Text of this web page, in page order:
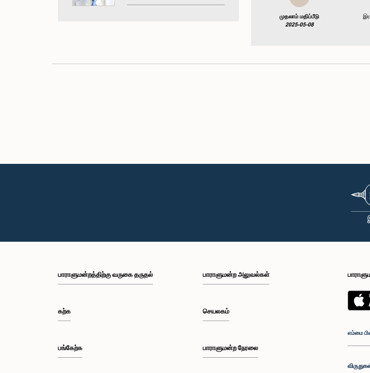
முதலாம் மதிப்பீடு
2025-05-08
பாராளுமன்றத்திற்கு வருகை தருதல்
கற்க
பங்கேற்க
பாராளுமன்ற அலுவல்கள்
செயலகம்
பாராளுமன்ற நேரலை
எம்மை